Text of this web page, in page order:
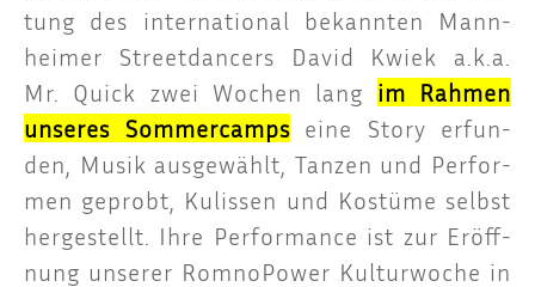
tung des inter­na­tio­nal bekann­ten Mann­
hei­mer Street­dan­cers David Kwiek a.k.a.
Mr. Quick zwei Wochen lang im Rah­men
unse­res Som­mer­campseine Sto­ry erfun­
den, Musik aus­ge­wählt, Tan­zen und Per­for­
men geprobt, Kulis­sen und Kos­tü­me selbst
her­ge­stellt. Ihre Per­for­mance ist zur Eröff­
nung unse­rer Rom­no­Power Kul­tur­wo­che in